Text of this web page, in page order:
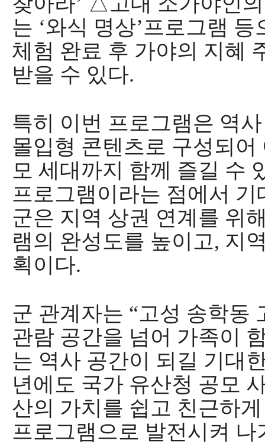
는 ‘와식 명상’프로그램 등
체험 완료 후 가야의 지혜
받을 수 있다.
특히 이번 프로그램은 역
몰입형 콘텐츠로 구성되
모 세대까지 함께 즐길 수
프로그램이라는 점에서
군은 지역 상권 연계를 위
램의 완성도를 높이고, 지
획이다.
군 관계자는 “고성 송학동
관람 공간을 넘어 가족이
는 역사 공간이 되길 기대
년에도 국가 유산청 공모
산의 가치를 쉽고 친근하
프로그램으로 발전시켜 나